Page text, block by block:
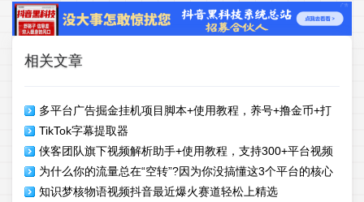
相关文章
多平台广告掘金挂机项目脚本+使用教程，养号+撸金币+打
标签+开宝箱，单号收益30+
TikTok字幕提取器
侠客团队旗下视频解析助手+使用教程，支持300+平台视频
文章图文批量解析无水印下载
为什么你的流量总在“空转”?因为你没搞懂这3个平台的核心
资产
知识梦核物语视频抖音最近爆火赛道轻松上精选